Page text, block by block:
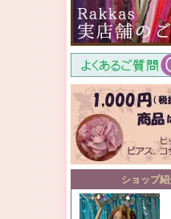
ショップ紹